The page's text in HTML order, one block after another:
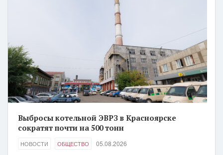
Выбросы котельной ЭВРЗ в Красноярске
сократят почти на 500 тонн
НОВОСТИ ОБЩЕСТВО 05.08.2026